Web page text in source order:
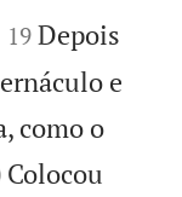


19 Depois
e
como o
Colocou